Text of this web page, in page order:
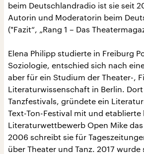
beim Deutschlandradio ist sie seit
Autorin und Moderatorin beim
("Fazit“, „Rang 1 – Das
Elena Philipp studierte in Freiburg
Soziologie, entschied sich nach
aber für ein Studium der Theater-,
Literaturwissenschaft in Berlin.
Tanzfestivals, gründete ein
Text-Ton-Festival mit und etablierte
Literaturwettbewerb Open Mike
2006 schreibt sie für
über Theater und Tanz. 2017 wurde